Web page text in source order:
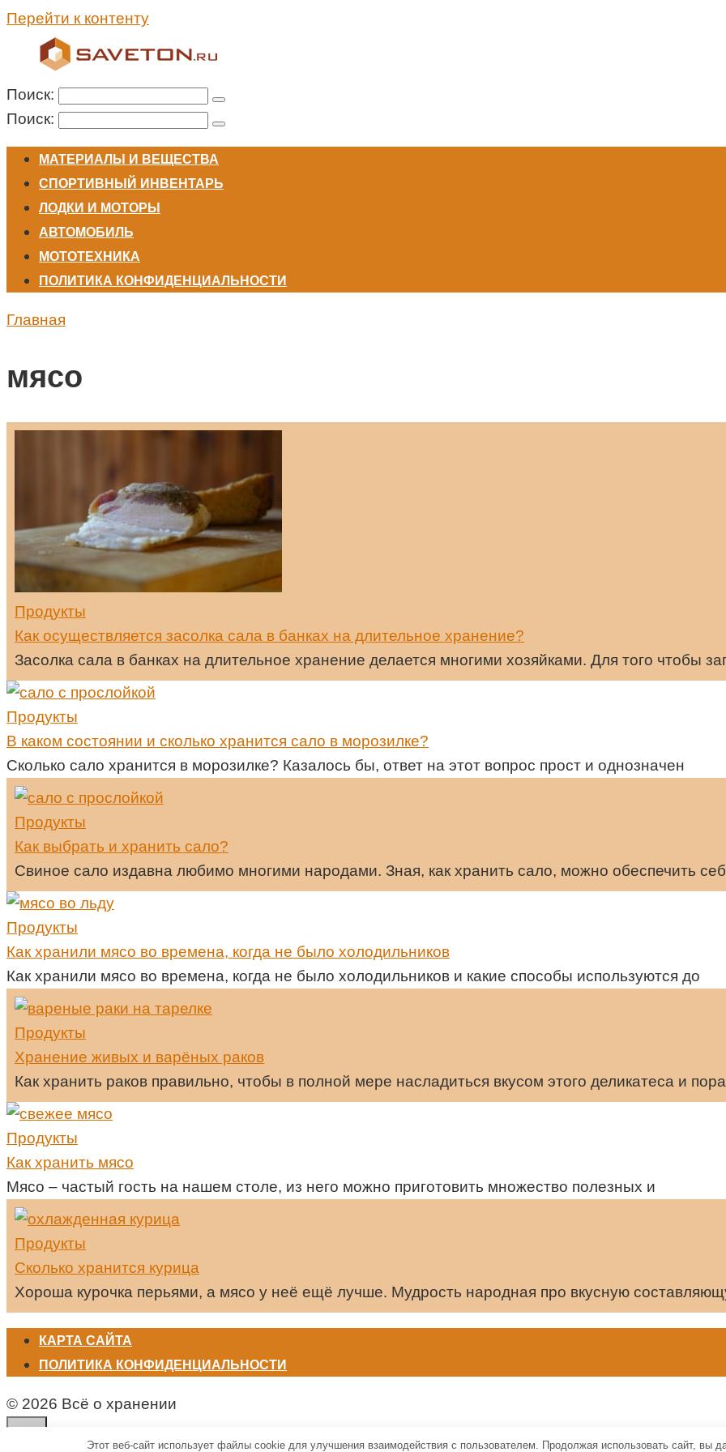
Перейти к контенту
Поиск:
Поиск:
МАТЕРИАЛЫ И ВЕЩЕСТВА
СПОРТИВНЫЙ ИНВЕНТАРЬ
ЛОДКИ И МОТОРЫ
АВТОМОБИЛЬ
МОТОТЕХНИКА
ПОЛИТИКА КОНФИДЕНЦИАЛЬНОСТИ
Главная
мясо
Продукты
Как осуществляется засолка сала в банках на длительное хранение?
Засолка сала в банках на длительное хранение делается многими хозяйками. Для того чтобы
Продукты
В каком состоянии и сколько хранится сало в морозилке?
Сколько сало хранится в морозилке? Казалось бы, ответ на этот вопрос прост и однозначен
Продукты
Как выбрать и хранить сало?
Свиное сало издавна любимо многими народами. Зная, как хранить сало, можно обеспечить
Продукты
Как хранили мясо во времена, когда не было холодильников
Как хранили мясо во времена, когда не было холодильников и какие способы используются до
Продукты
Хранение живых и варёных раков
Как хранить раков правильно, чтобы в полной мере насладиться вкусом этого деликатеса и
Продукты
Как хранить мясо
Мясо – частый гость на нашем столе, из него можно приготовить множество полезных и
Продукты
Сколько хранится курица
Хороша курочка перьями, а мясо у неё ещё лучше. Мудрость народная про вкусную
КАРТА САЙТА
ПОЛИТИКА КОНФИДЕНЦИАЛЬНОСТИ
© 2026 Всё о хранении
Этот веб-сайт использует файлы cookie для улучшения взаимодействия с пользователем. Продолжая использовать сайт, вы